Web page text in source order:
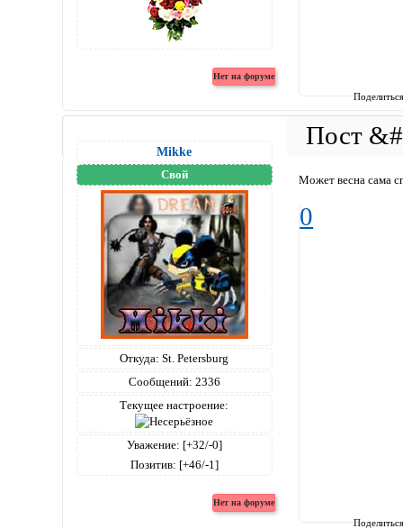
Mikke
Свой
Откуда: St. Petersburg
Сообщений: 2336
Текущее настроение:
Уважение: [+32/-0]
Позитив: [+46/-1]
Может весна сама
0